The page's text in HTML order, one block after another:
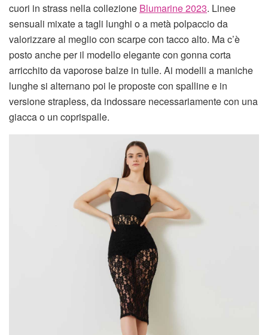
cuori in strass nella collezione Blumarine 2023. Linee
sensuali mixate a tagli lunghi o a metà polpaccio da
valorizzare al meglio con scarpe con tacco alto. Ma c’è
posto anche per il modello elegante con gonna corta
arricchito da vaporose balze in tulle. Ai modelli a maniche
lunghe si alternano poi le proposte con spalline e in
versione strapless, da indossare necessariamente con una
giacca o un coprispalle.